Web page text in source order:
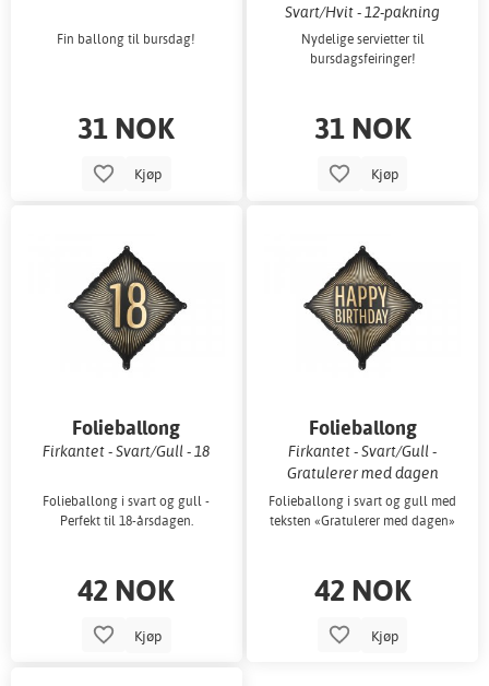
Fin ballong til bursdag!
31 NOK
Kjøp
Svart/Hvit - 12-pakning
Nydelige servietter til
bursdagsfeiringer!
31 NOK
Kjøp
Folieballong
Firkantet - Svart/Gull - 18
Folieballong i svart og gull -
Perfekt til 18-årsdagen.
42 NOK
Kjøp
Folieballong
Firkantet - Svart/Gull -
Gratulerer med dagen
Folieballong i svart og gull med
teksten «Gratulerer med dagen»
42 NOK
Kjøp